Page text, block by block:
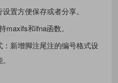
置方便保存或者分享。
maxifs和ifna函数。
新增脚注尾注的编号格式设